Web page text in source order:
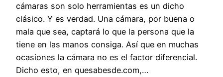
cámaras son solo herramientas es un dicho
clásico. Y es verdad. Una cámara, por buena o
mala que sea, captará lo que la persona que la
tiene en las manos consiga. Así que en muchas
ocasiones la cámara no es el factor diferencial.
Dicho esto, en quesabesde.com,…